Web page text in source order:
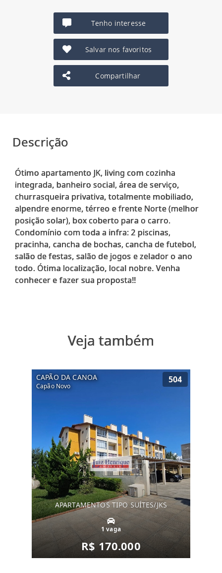
Tenho interesse
Salvar nos favoritos
Compartilhar
Descrição
Ótimo apartamento JK, living com cozinha
integrada, banheiro social, área de serviço,
churrasqueira privativa, totalmente mobiliado,
alpendre enorme, térreo e frente Norte (melhor
posição solar), box coberto para o carro.
Condomínio com toda a infra: 2 piscinas,
pracinha, cancha de bochas, cancha de futebol,
salão de festas, salão de jogos e zelador o ano
todo. Ótima localização, local nobre. Venha
Veja também
CAPÃO DA CANOA
Capão Novo
504
APARTAMENTOS TIPO SUÍTES/JKS
1 vaga
R$ 170.000